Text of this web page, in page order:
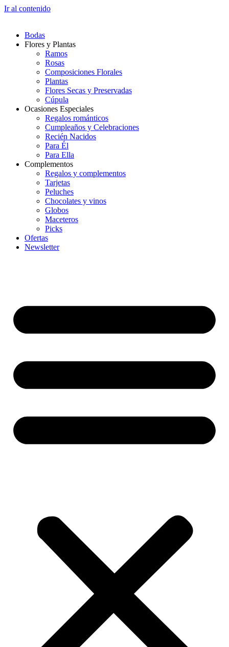
Ir al contenido
Bodas
Flores y Plantas
Ramos
Rosas
Composiciones Florales
Plantas
Flores Secas y Preservadas
Cúpula
Ocasiones Especiales
Regalos románticos
Cumpleaños y Celebraciones
Recién Nacidos
Para Él
Para Ella
Complementos
Regalos y complementos
Tarjetas
Peluches
Chocolates y vinos
Globos
Maceteros
Picks
Ofertas
Newsletter